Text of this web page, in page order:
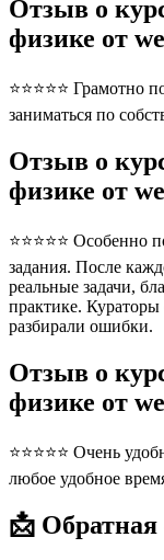
Отзыв о
физике от
⭐⭐⭐⭐⭐ Грамотно
заниматься по
Отзыв о
физике от
⭐⭐⭐⭐⭐ Особенно
задания. После
реальные задачи,
практике.
разбирали ошибки.
Отзыв о
физике от
⭐⭐⭐⭐⭐ Очень
любое удобное
📩 Обратная